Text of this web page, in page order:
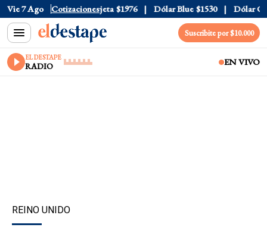
Vie 7 Ago Cotizaciones
$1520 Dólar Tarjeta $1976 Dólar Blue $1530 Dólar CCL
Suscribite por $10.000
EL DESTAPE
RADIO EN VIVO
REINO UNIDO